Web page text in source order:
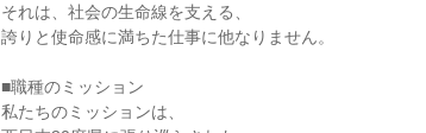
それは、社会の生命線を支える、
誇りと使命感に満ちた仕事に他なりません。
■職種のミッション
私たちのミッションは、